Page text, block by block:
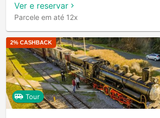
Ver e reservar
Parcele em até 12x
2% CASHBACK
Tour